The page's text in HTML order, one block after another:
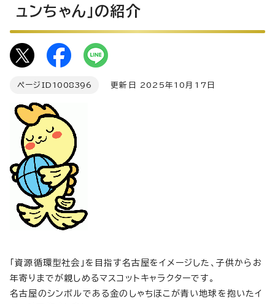
ュンちゃん」の紹介
ページID 1008396 更新日 2025年10月17日
「資源循環型社会」を目指す名古屋をイメージした、子供からお
年寄りまでが親しめるマスコットキャラクターです。
名古屋のシンボルである金のしゃちほこが青い地球を抱いたイ